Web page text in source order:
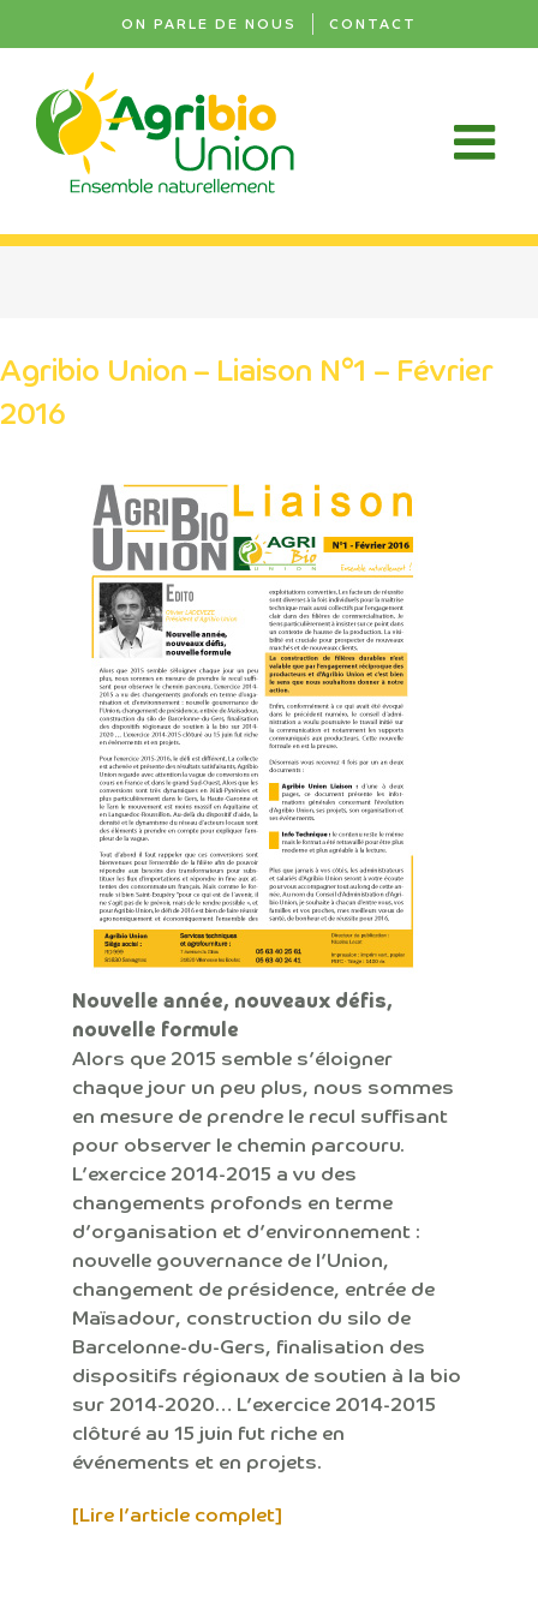
au
ON PARLE DE NOUS CONTACT
Agribio Union – Liaison N°1 – Février
2016
Nouvelle année, nouveaux défis,
nouvelle formule
Alors que 2015 semble s’éloigner
chaque jour un peu plus, nous sommes
en mesure de prendre le recul suffisant
pour observer le chemin parcouru.
L’exercice 2014-2015 a vu des
changements profonds en terme
d’organisation et d’environnement :
nouvelle gouvernance de l’Union,
changement de présidence, entrée de
Maïsadour, construction du silo de
Barcelonne-du-Gers, finalisation des
dispositifs régionaux de soutien à la bio
sur 2014-2020… L’exercice 2014-2015
clôturé au 15 juin fut riche en
événements et en projets.
[Lire l’article complet]